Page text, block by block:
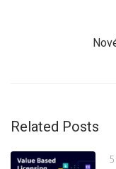
Related Posts